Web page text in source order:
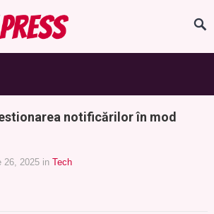
notificărilor în mod
2025 in Tech